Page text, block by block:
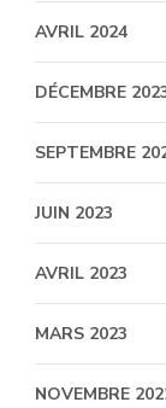
AVRIL 2024
DÉCEMBRE
SEPTEMBRE
JUIN 2023
AVRIL 2023
MARS 2023
NOVEMBRE